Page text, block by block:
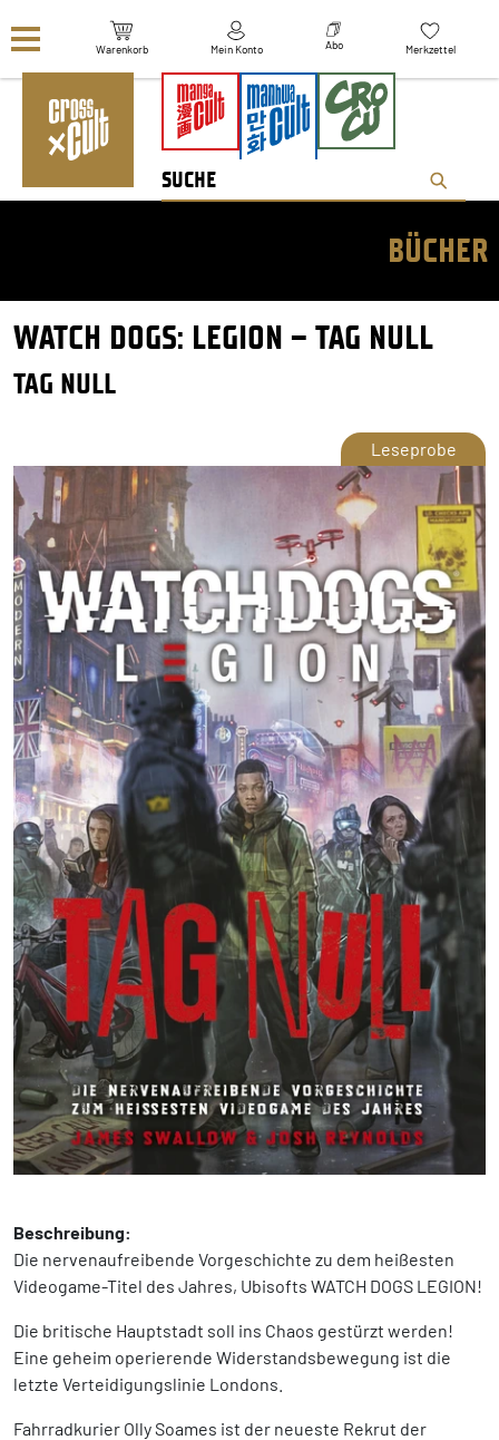
Warenkorb Mein Konto Abo Merkzettel
BÜCHER
WATCH DOGS: LEGION – TAG NULL
TAG NULL
Leseprobe
Beschreibung:
Die nervenaufreibende Vorgeschichte zu dem heißesten
Videogame-Titel des Jahres, Ubisofts WATCH DOGS LEGION!
Die britische Hauptstadt soll ins Chaos gestürzt werden!
Eine geheim operierende Widerstandsbewegung ist die
letzte Verteidigungslinie Londons.
Fahrradkurier Olly Soames ist der neueste Rekrut der